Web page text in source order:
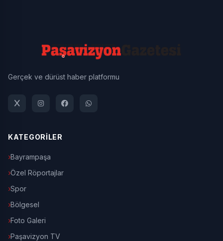
Gerçek ve dürüst haber platformu
KATEGORİLER
Bayrampaşa
Özel Röportajlar
Spor
Bölgesel
Foto Galeri
Paşavizyon TV